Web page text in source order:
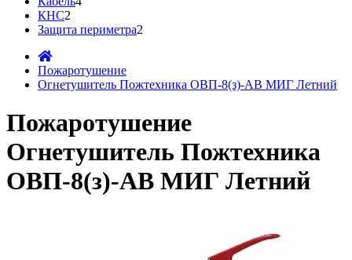
КНС2
Защита периметра2
Пожаротушение
Огнетушитель Пожтехника ОВП-8(з)-АВ МИГ Летний
Пожаротушение
Огнетушитель Пожтехника
ОВП-8(з)-АВ МИГ Летний